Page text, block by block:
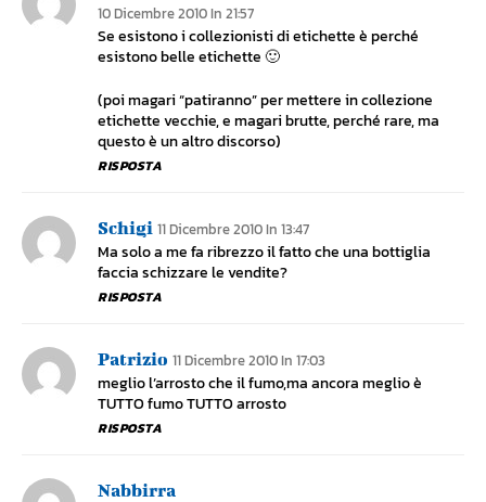
10 Dicembre 2010 In 21:57
Se esistono i collezionisti di etichette è perché
esistono belle etichette 🙂
(poi magari “patiranno” per mettere in collezione
etichette vecchie, e magari brutte, perché rare, ma
questo è un altro discorso)
RISPOSTA
Schigi 11 Dicembre 2010 In 13:47
Ma solo a me fa ribrezzo il fatto che una bottiglia
faccia schizzare le vendite?
RISPOSTA
Patrizio 11 Dicembre 2010 In 17:03
meglio l’arrosto che il fumo,ma ancora meglio è
TUTTO fumo TUTTO arrosto
RISPOSTA
Nabbirra